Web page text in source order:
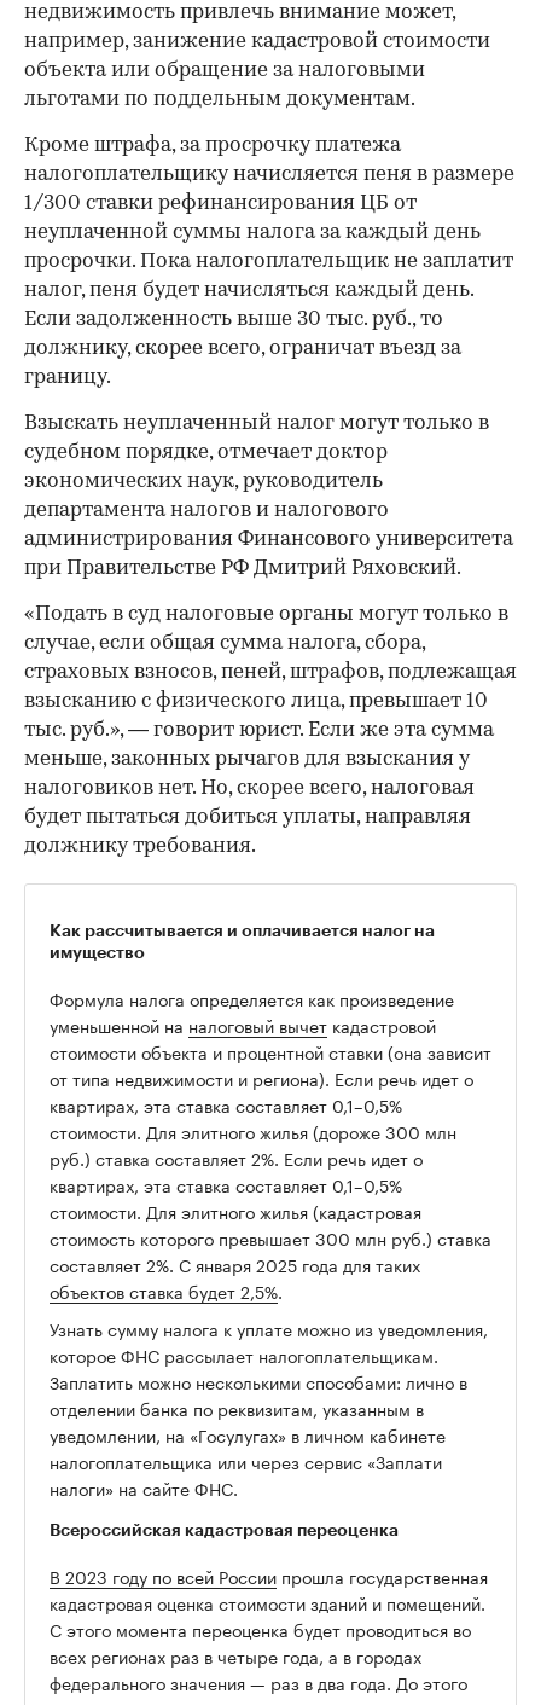
недвижимость привлечь внимание может,
например, занижение кадастровой стоимости
объекта или обращение за налоговыми
льготами по поддельным документам.
Кроме штрафа, за просрочку платежа
налогоплательщику начисляется пеня в размере
1/300 ставки рефинансирования ЦБ от
неуплаченной суммы налога за каждый день
просрочки. Пока налогоплательщик не заплатит
налог, пеня будет начисляться каждый день.
Если задолженность выше 30 тыс. руб., то
должнику, скорее всего, ограничат въезд за
границу.
Взыскать неуплаченный налог могут только в
судебном порядке, отмечает доктор
экономических наук, руководитель
департамента налогов и налогового
администрирования Финансового университета
при Правительстве РФ Дмитрий Ряховский.
«Подать в суд налоговые органы могут только в
случае, если общая сумма налога, сбора,
страховых взносов, пеней, штрафов, подлежащая
взысканию с физического лица, превышает 10
тыс. руб.», — говорит юрист. Если же эта сумма
меньше, законных рычагов для взыскания у
налоговиков нет. Но, скорее всего, налоговая
будет пытаться добиться уплаты, направляя
должнику требования.
Как рассчитывается и оплачивается налог на
имущество
Формула налога определяется как произведение
уменьшенной на налоговый вычет кадастровой
стоимости объекта и процентной ставки (она зависит
от типа недвижимости и региона). Если речь идет о
квартирах, эта ставка составляет 0,1–0,5%
стоимости. Для элитного жилья (дороже 300 млн
руб.) ставка составляет 2%. Если речь идет о
квартирах, эта ставка составляет 0,1–0,5%
стоимости. Для элитного жилья (кадастровая
стоимость которого превышает 300 млн руб.) ставка
составляет 2%. С января 2025 года для таких
объектов ставка будет 2,5%.
Узнать сумму налога к уплате можно из уведомления,
которое ФНС рассылает налогоплательщикам.
Заплатить можно несколькими способами: лично в
отделении банка по реквизитам, указанным в
уведомлении, на «Госулугах» в личном кабинете
налогоплательщика или через сервис «Заплати
налоги» на сайте ФНС.
Всероссийская кадастровая переоценка
В 2023 году по всей России прошла государственная
кадастровая оценка стоимости зданий и помещений.
С этого момента переоценка будет проводиться во
всех регионах раз в четыре года, а в городах
федерального значения — раз в два года. До этого